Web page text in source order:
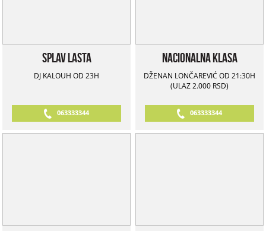
Splav Lasta
DJ KALOUH OD 23H
063333344
Nacionalna Klasa
DŽENAN LONČAREVIĆ OD 21:30H
(ULAZ 2.000 RSD)
063333344